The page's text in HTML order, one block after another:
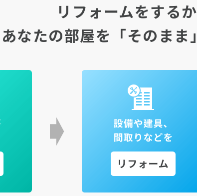
リフォームをする
あなたの部屋を「そのまま